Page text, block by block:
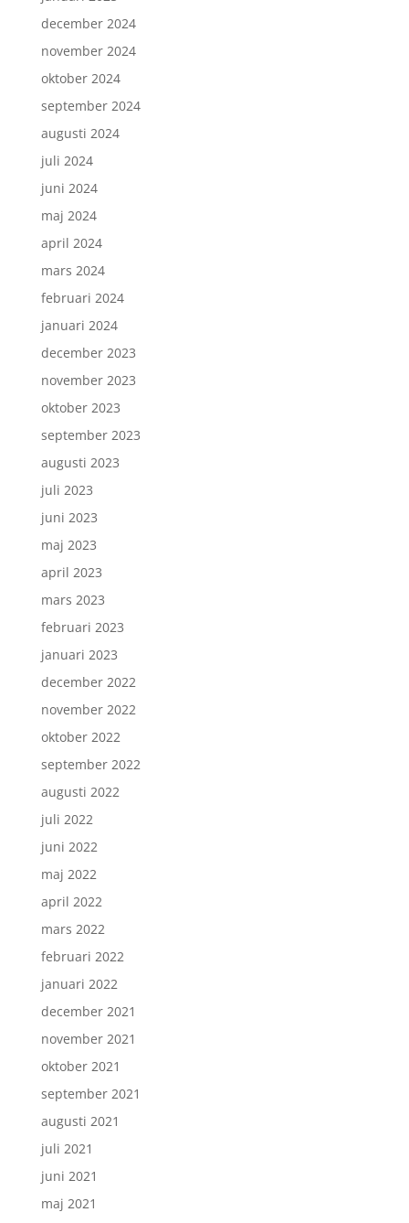
december 2024
november 2024
oktober 2024
september 2024
augusti 2024
juli 2024
juni 2024
maj 2024
april 2024
mars 2024
februari 2024
januari 2024
december 2023
november 2023
oktober 2023
september 2023
augusti 2023
juli 2023
juni 2023
maj 2023
april 2023
mars 2023
februari 2023
januari 2023
december 2022
november 2022
oktober 2022
september 2022
augusti 2022
juli 2022
juni 2022
maj 2022
april 2022
mars 2022
februari 2022
januari 2022
december 2021
november 2021
oktober 2021
september 2021
augusti 2021
juli 2021
juni 2021
maj 2021